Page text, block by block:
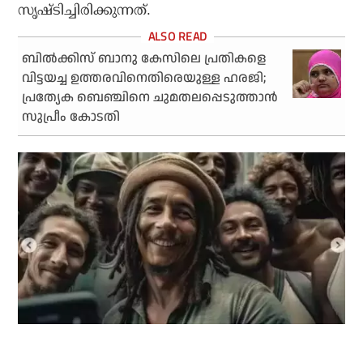
സൃഷ്ടിച്ചിരിക്കുന്നത്.
ബില്‍ക്കിസ് ബാനു കേസിലെ പ്രതികളെ
വിട്ടയച്ച ഉത്തരവിനെതിരെയുള്ള ഹരജി;
പ്രത്യേക ബെഞ്ചിനെ ചുമതലപ്പെടുത്താന്‍
സുപ്രീം കോടതി